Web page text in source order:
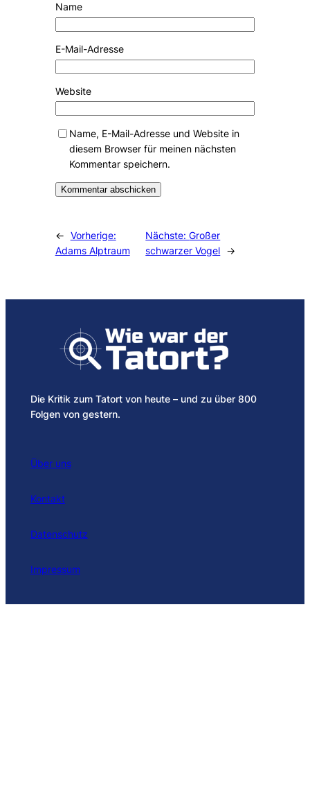
Name
E-Mail-Adresse
Website
Name, E-Mail-Adresse und Website in
diesem Browser für meinen nächsten
Kommentar speichern.
← Vorherige:
Adams Alptraum
Nächste:Großer
schwarzer Vogel →
Die Kritik zum Tatort von heute – und zu über 800
Folgen von gestern.
Über uns
Kontakt
Datenschutz
Impressum